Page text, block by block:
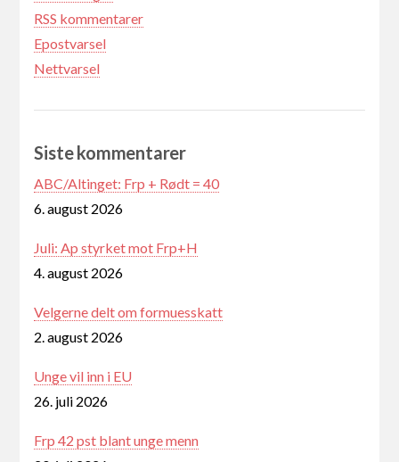
RSS kommentarer
Epostvarsel
Nettvarsel
Siste kommentarer
ABC/Altinget: Frp + Rødt = 40
6. august 2026
Juli: Ap styrket mot Frp+H
4. august 2026
Velgerne delt om formuesskatt
2. august 2026
Unge vil inn i EU
26. juli 2026
Frp 42 pst blant unge menn